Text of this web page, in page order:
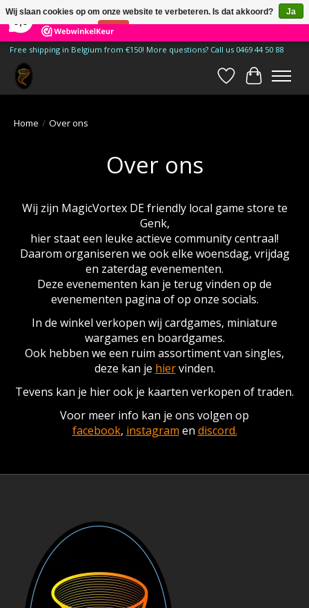
185 Reviews ×
Free shipping in Belgium from €150! More questions? Call us 0469 44 50 88
Verlanglijst
Home / Over ons
Over ons
Wij zijn MagicVortex DE friendly local game store te
Genk,
hier staat een leuke actieve community centraal!
Daarom organiseren we ook elke woensdag, vrijdag
en zaterdag evenementen.
Deze evenementen kan je terug vinden op de
evenementen pagina of op onze socials.
In de winkel verkopen wij cardgames, miniature
wargames en boardgames.
Ook hebben we een ruim assortiment van singles,
deze kan je hiervinden.
Tevens kan je hier ook je kaarten verkopen of traden.
Voor meer info kan je ons volgen op
facebook, instagram en discord.
Wij slaan cookies op om onze website te verbeteren. Is dat akkoord?
Ja
Nee